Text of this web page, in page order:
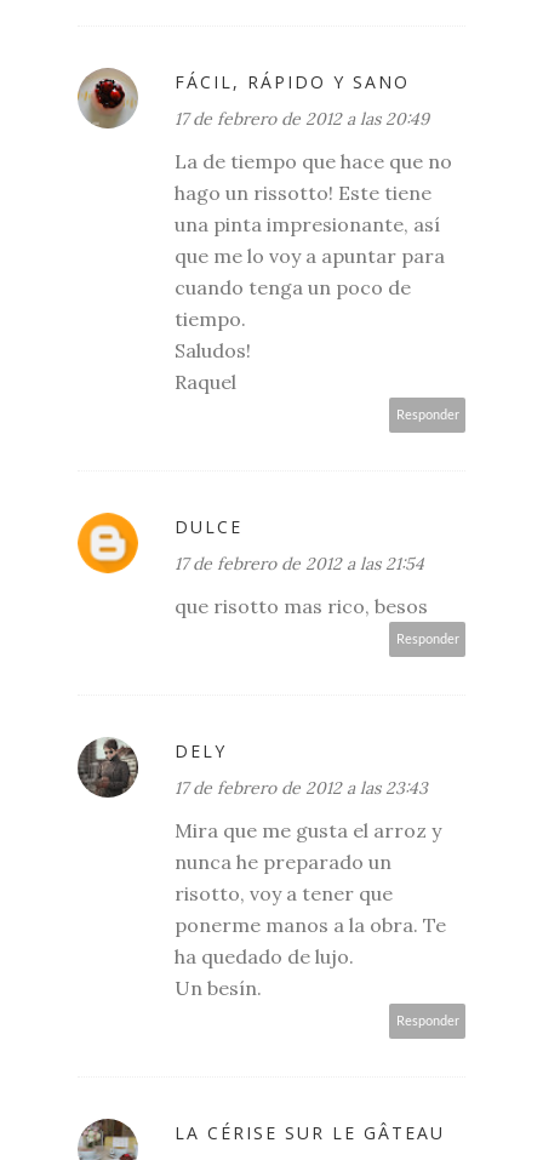
FÁCIL, RÁPIDO Y SANO
17 de febrero de 2012 a las 20:49
La de tiempo que hace que no
hago un rissotto! Este tiene
una pinta impresionante, así
que me lo voy a apuntar para
cuando tenga un poco de
tiempo.
Saludos!
Raquel
Responder
DULCE
17 de febrero de 2012 a las 21:54
que risotto mas rico, besos
Responder
DELY
17 de febrero de 2012 a las 23:43
Mira que me gusta el arroz y
nunca he preparado un
risotto, voy a tener que
ponerme manos a la obra. Te
ha quedado de lujo.
Un besín.
Responder
LA CÉRISE SUR LE GÂTEAU